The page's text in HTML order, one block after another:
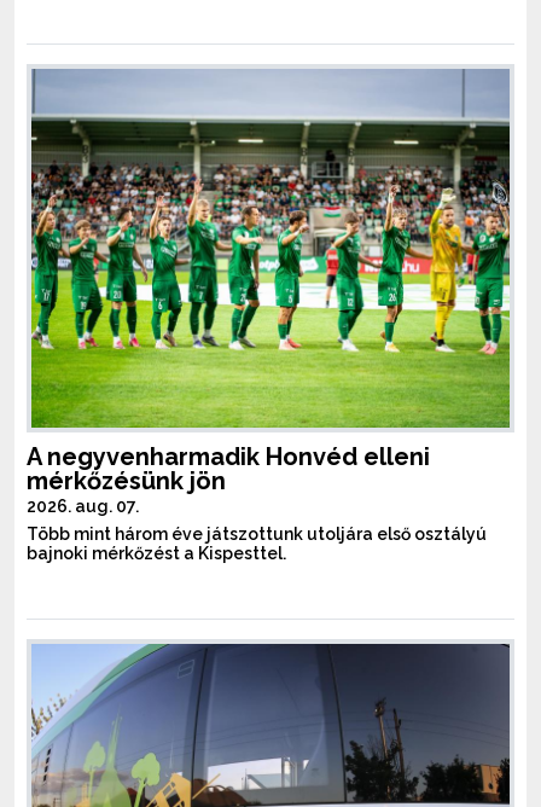
A negyvenharmadik Honvéd elleni
mérkőzésünk jön
2026. aug. 07.
Több mint három éve játszottunk utoljára első osztályú
bajnoki mérkőzést a Kispesttel.